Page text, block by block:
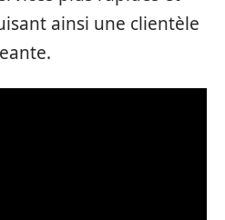
ainsi une clientèle